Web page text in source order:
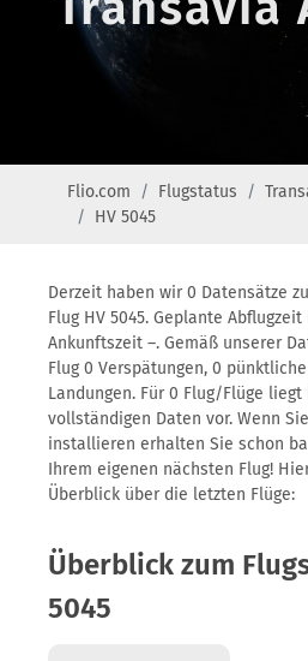
Flio.com Flugstatus
HV 5045
Derzeit haben wir 0 Datensätze
Flug HV 5045. Geplante
Ankunftszeit –. Gemäß unserer
Flug 0 Verspätungen, 0
Landungen. Für 0 Flug/Flüge
vollständigen Daten vor. Wenn
installieren erhalten Sie schon
Ihrem eigenen nächsten Flug!
Überblick über die letzten Flüge:
Überblick zum
5045